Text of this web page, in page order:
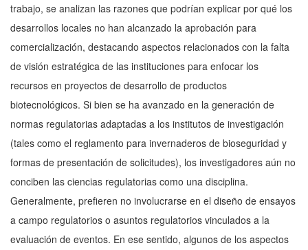
trabajo, se analizan las razones que podrían explicar por qué los
desarrollos locales no han alcanzado la aprobación para
comercialización, destacando aspectos relacionados con la falta
de visión estratégica de las instituciones para enfocar los
recursos en proyectos de desarrollo de productos
biotecnológicos. Si bien se ha avanzado en la generación de
normas regulatorias adaptadas a los institutos de investigación
(tales como el reglamento para invernaderos de bioseguridad y
formas de presentación de solicitudes), los investigadores aún no
conciben las ciencias regulatorias como una disciplina.
Generalmente, prefieren no involucrarse en el diseño de ensayos
a campo regulatorios o asuntos regulatorios vinculados a la
evaluación de eventos. En ese sentido, algunos de los aspectos